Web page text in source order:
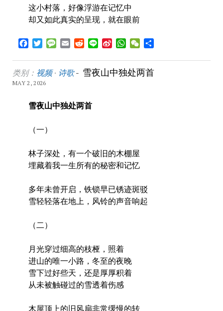
这小村落，好像浮游在记忆中
却又如此真实的呈现，就在眼前
Facebook
TwitterMessageEmailRedditLine Sina WhatsApp
WeChat
类别： 视频· 诗歌- 雪夜山中独处两首
MAY 2, 2026
雪夜山中独处两首
（一）
林子深处，有一个破旧的木棚屋
埋藏着我一生所有的秘密和记忆
多年未曾开启，铁锁早已锈迹斑驳
雪轻轻落在地上，风铃的声音响起
（二）
月光穿过细高的枝桠，照着
进山的唯一小路，冬至的夜晚
雪下过好些天，还是厚厚积着
从未被触碰过的雪透着伤感
木屋顶上的旧风扇非常缓慢的转